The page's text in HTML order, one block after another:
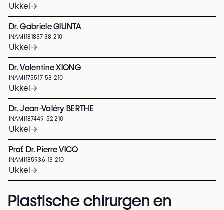
Ukkel→
Dr. Gabriele GIUNTA
INAMI 181837-38-210
Ukkel→
Dr. Valentine XIONG
INAMI 175517-53-210
Ukkel→
Dr. Jean-Valéry BERTHE
INAMI 187449-52-210
Ukkel→
Prof. Dr. Pierre VICO
INAMI 185936-13-210
Ukkel→
Plastische chirurgen en